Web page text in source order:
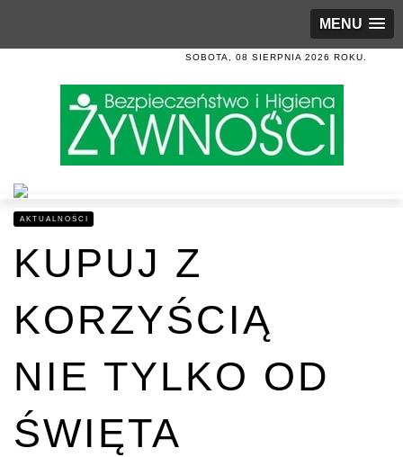
MENU
SOBOTA, 08 SIERPNIA 2026 ROKU.
AKTUALNOŚCI
KUPUJ Z
KORZYŚCIĄ
NIE TYLKO OD
ŚWIĘTA